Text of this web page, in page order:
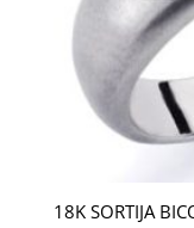
18K SORTIJA